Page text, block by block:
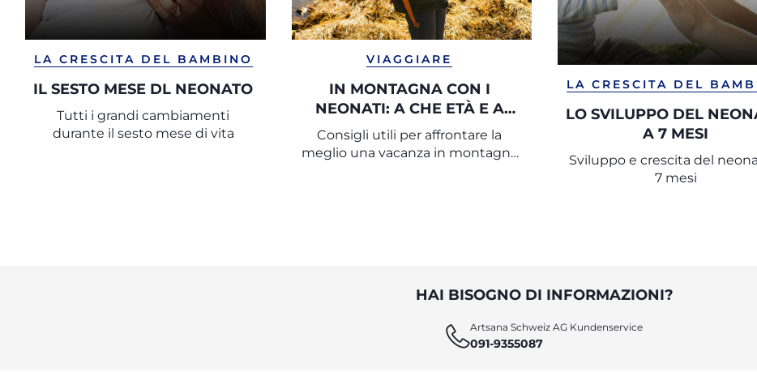
LA CRESCITA DEL BAMBINO
IL SESTO MESE DL NEONATO
Tutti i grandi cambiamenti
durante il sesto mese di vita
VIAGGIARE
IN MONTAGNA CON I
NEONATI: A CHE ETÀ E A
QUALE ALTITUDINE?
Consigli utili per affrontare la
meglio una vacanza in montagna
LA CRESCITA DEL
LO SVILUPPO DEL
A 7 MESI
Sviluppo e crescita del
7 mesi
HAI BISOGNO DI INFORMAZIONI?
Artsana Schweiz AG Kundenservice
091-9355087